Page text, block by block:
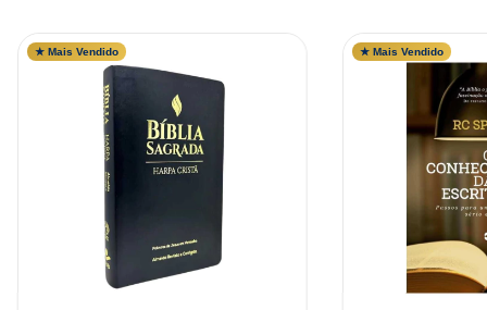
★ Mais Vendido ★ Mais Vendido